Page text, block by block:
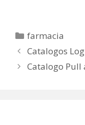
Categorías
farmacia
Catalogos
Catalogo Pull